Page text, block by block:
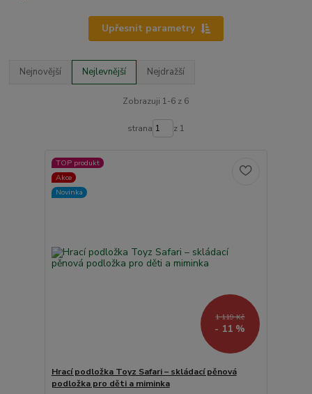
Upřesnit parametry
Nejnovější Nejlevnější Nejdražší
Zobrazuji 1-6 z 6
strana z 1
TOP produkt
Akce
Novinka
1 119 Kč
- 11 %
Hrací podložka Toyz Safari – skládací pěnová
podložka pro děti a miminka